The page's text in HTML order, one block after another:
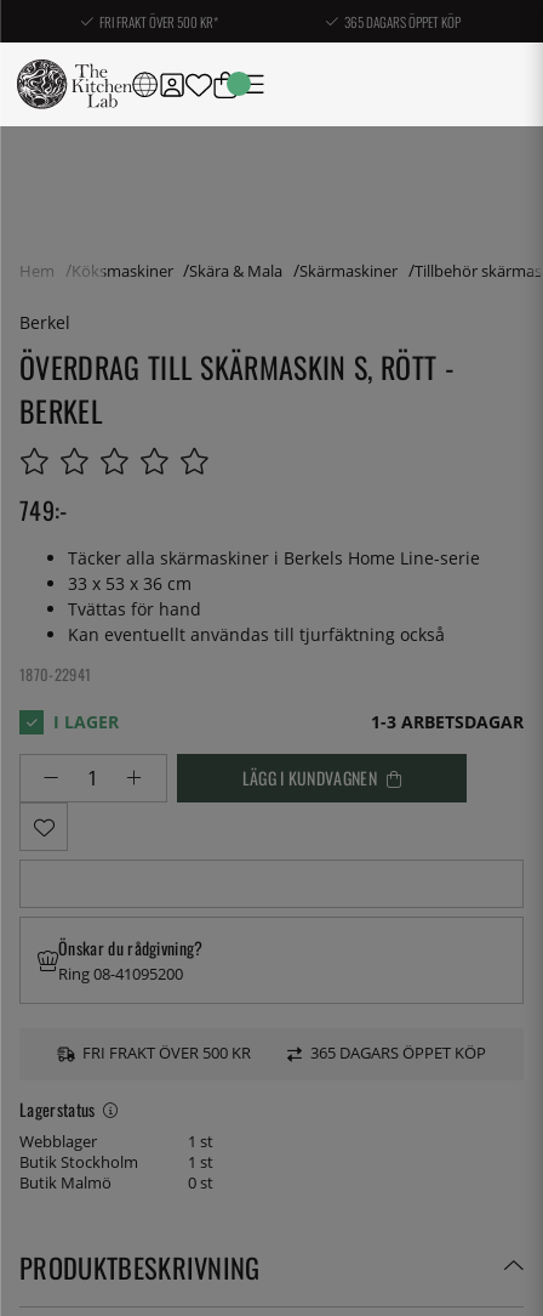
FRI FRAKT ÖVER 500 KR* 365 DAGARS ÖPPET KÖP
Hem Köksmaskiner Skära & Mala Skärmaskiner Tillbehör
Berkel
ÖVERDRAG TILL SKÄRMASKIN S, RÖTT -
BERKEL
749:-
Täcker alla skärmaskiner i Berkels Home Line-serie
33 x 53 x 36 cm
Tvättas för hand
Kan eventuellt användas till tjurfäktning också
1870-22941
1-3 ARBETSDAGAR
LÄGG I KUNDVAGNEN
Lagerstatus
Webblager
1 st
Butik Stockholm
1 st
Butik Malmö
0 st
Önskar du rådgivning?
Ring 08-41095200
FRI FRAKT ÖVER 500 KR 365 DAGARS ÖPPET KÖP
PRODUKTBESKRIVNING